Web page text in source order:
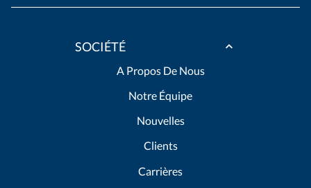
SOCIÉTÉ
A Propos De Nous
Notre Équipe
Nouvelles
Clients
Carrières